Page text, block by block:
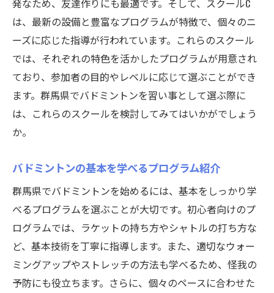
発なため、友達作りにも最適です。そして、スクールC
は、最新の設備と豊富なプログラムが特徴で、個々のニ
ーズに応じた指導が行われています。これらのスクール
では、それぞれの特色を活かしたプログラムが用意され
ており、参加者の目的やレベルに応じて選ぶことができ
ます。群馬県でバドミントンを習い事として選ぶ際に
は、これらのスクールを検討してみてはいかがでしょう
か。
バドミントンの基本を学べるプログラム紹介
群馬県でバドミントンを始めるには、基本をしっかり学
べるプログラムを選ぶことが大切です。初心者向けのプ
ログラムでは、ラケットの持ち方やシャトルの打ち方な
ど、基本技術を丁寧に指導します。また、適切なウォー
ミングアップやストレッチの方法も学べるため、怪我の
予防にも役立ちます。さらに、個々のペースに合わせた